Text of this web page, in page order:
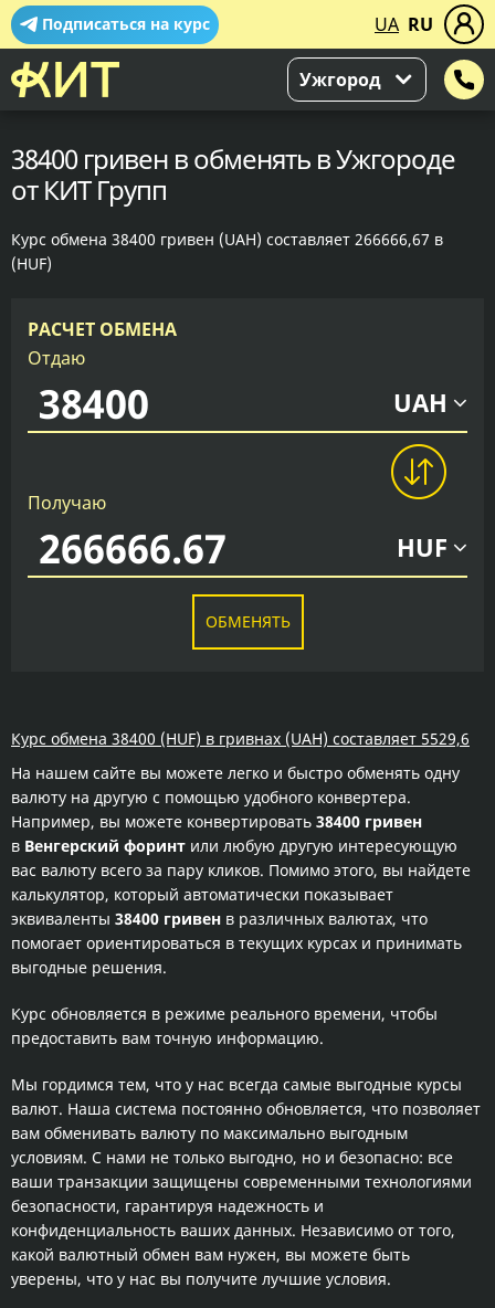
Подписаться на курс UA RU
Ужгород
38400 гривен в обменять в Ужгороде
от КИТ Групп
Курс обмена 38400 гривен (UAH) составляет 266666,67 в
(HUF)
РАСЧЕТ ОБМЕНА
Отдаю
UAH
Получаю
HUF
ОБМЕНЯТЬ
Курс обмена 38400 (HUF) в гривнах (UAH) составляет 5529,6
На нашем сайте вы можете легко и быстро обменять одну
валюту на другую с помощью удобного конвертера.
Например, вы можете конвертировать 38400 гривен
в Венгерский форинт или любую другую интересующую
вас валюту всего за пару кликов. Помимо этого, вы найдете
калькулятор, который автоматически показывает
эквиваленты 38400 гривен в различных валютах, что
помогает ориентироваться в текущих курсах и принимать
выгодные решения.
Курс обновляется в режиме реального времени, чтобы
предоставить вам точную информацию.
Мы гордимся тем, что у нас всегда самые выгодные курсы
валют. Наша система постоянно обновляется, что позволяет
вам обменивать валюту по максимально выгодным
условиям. С нами не только выгодно, но и безопасно: все
ваши транзакции защищены современными технологиями
безопасности, гарантируя надежность и
конфиденциальность ваших данных. Независимо от того,
какой валютный обмен вам нужен, вы можете быть
уверены, что у нас вы получите лучшие условия.